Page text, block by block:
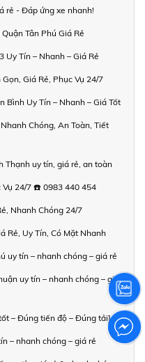
rẻ - Đáp ứng xe nhanh!
Tân Phú Giá Rẻ
Uy Tín – Nhanh – Giá Rẻ
Giá Rẻ, Phục Vụ 24/7
Bình Uy Tín – Nhanh – Giá Tốt
Chóng, An Toàn, Tiết
Thạnh uy tín, giá rẻ, an toàn
Vụ 24/7 ☎️ 0983 440 454
Nhanh Chóng 24/7
Rẻ, Uy Tín, Có Mặt Nhanh
uy tín – nhanh chóng – giá rẻ
uy tín – nhanh chóng – giá
– Đúng tiến độ – Đúng tải]
– nhanh chóng – giá rẻ